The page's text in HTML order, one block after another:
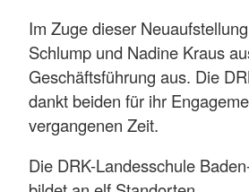
Im Zuge dieser
Schlump und Nadine Kraus
Geschäftsführung aus. Die
dankt beiden für ihr
vergangenen Zeit.
Die DRK-Landesschule